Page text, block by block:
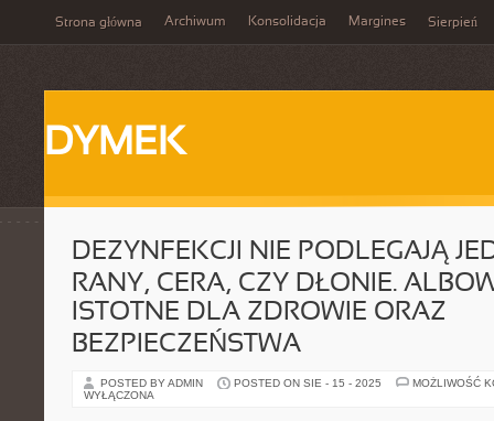
Strona główna Archiwum Konsolidacja Margines Sierpień
DYMEK
DEZYNFEKCJI NIE PODLEGAJĄ
RANY, CERA, CZY DŁONIE.
ISTOTNE DLA ZDROWIE ORAZ
BEZPIECZEŃSTWA
POSTED BY ADMIN POSTED ON SIE - 15 - 2025
MOŻLIWOŚĆ
WYŁĄCZONA